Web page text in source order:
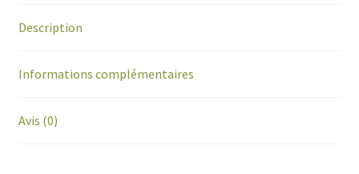
Description
Informations complémentaires
Avis (0)